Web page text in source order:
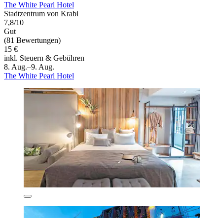
The White Pearl Hotel
Stadtzentrum von Krabi
7,8/10
Gut
(81 Bewertungen)
15 €
inkl. Steuern & Gebühren
8. Aug.–9. Aug.
The White Pearl Hotel